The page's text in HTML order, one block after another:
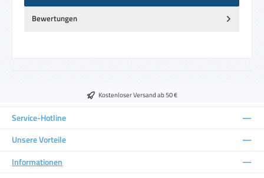
Bewertungen
Kostenloser Versand ab 50 €
Service-Hotline
Unsere Vorteile
Informationen